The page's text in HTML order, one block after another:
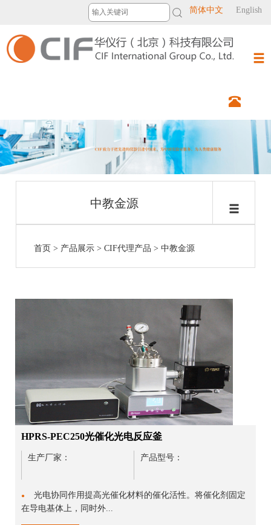
简体中文 English
中教金源
首页 > 产品展示 > CIF代理产品 > 中教金源
HPRS-PEC250光催化光电反应釜
生产厂家： 产品型号：
●
光电协同作用提高光催化材料的催化活性。将催化剂固定
在导电基体上，同时外...